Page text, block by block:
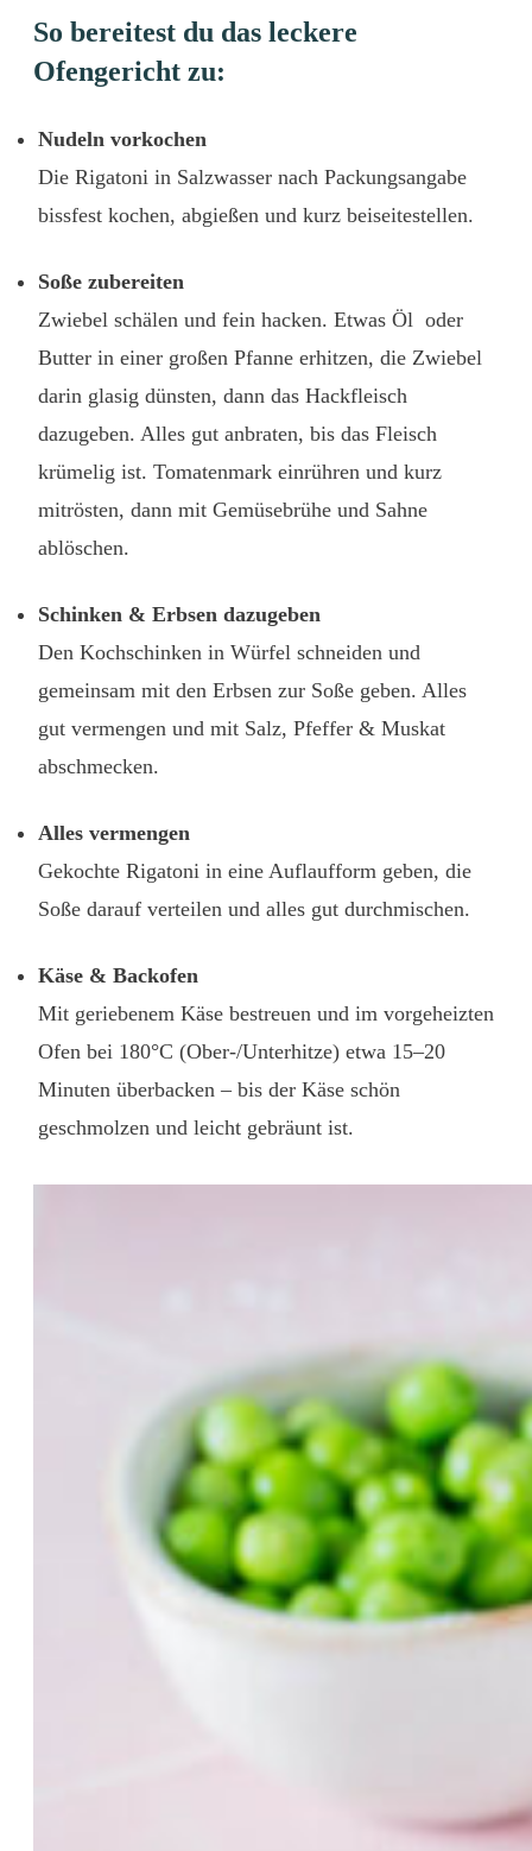
So bereitest du das leckere
Ofengericht zu:
Nudeln vorkochen
Die Rigatoni in Salzwasser nach Packungsangabe
bissfest kochen, abgießen und kurz beiseitestellen.
Soße zubereiten
Zwiebel schälen und fein hacken. Etwas Öl oder
Butter in einer großen Pfanne erhitzen, die Zwiebel
darin glasig dünsten, dann das Hackfleisch
dazugeben. Alles gut anbraten, bis das Fleisch
krümelig ist. Tomatenmark einrühren und kurz
mitrösten, dann mit Gemüsebrühe und Sahne
ablöschen.
Schinken & Erbsen dazugeben
Den Kochschinken in Würfel schneiden und
gemeinsam mit den Erbsen zur Soße geben. Alles
gut vermengen und mit Salz, Pfeffer & Muskat
abschmecken.
Alles vermengen
Gekochte Rigatoni in eine Auflaufform geben, die
Soße darauf verteilen und alles gut durchmischen.
Käse & Backofen
Mit geriebenem Käse bestreuen und im vorgeheizten
Ofen bei 180°C (Ober-/Unterhitze) etwa 15–20
Minuten überbacken – bis der Käse schön
geschmolzen und leicht gebräunt ist.